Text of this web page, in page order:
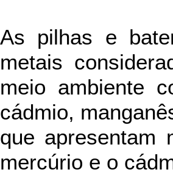
As pilhas e
metais
meio ambiente
cádmio,
que apresentam
mercúrio e o